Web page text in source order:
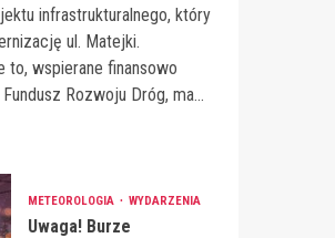
infrastrukturalnego, który
ul. Matejki.
to, wspierane finansowo
Rozwoju Dróg, ma...
METEOROLOGIA WYDARZENIA
Uwaga! Burze